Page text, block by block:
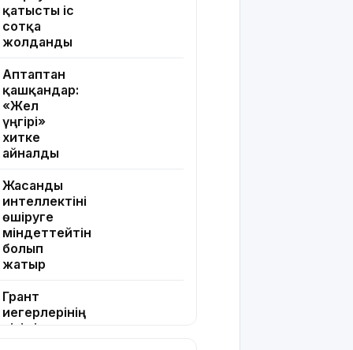
қатысты іс
сотқа
жолданды
Аптаптан
қашқандар:
«Жел
үңгірі»
хитке
айналды
Жасанды
интеллектіні
өшіруге
міндеттейтін
болып
жатыр
Грант
иегерлерінің
тізімі